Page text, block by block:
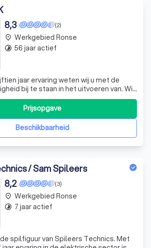
(2)
8,3
jaar ervaring weten wij u met de
bij te staan in het uitvoeren van. Wij
particulieren als bedrijven en staan in
in nieuwbouw- en renovatiepanden.
zorgen we steeds voor een
insta
Beschikbaarheid
Prijsopgave
place Werkgebied Ronse
timelapse 56 jaar actief
/ Sam Spileers
(3)
8,2
spilfiguur van Spileers Technics. Met
place Werkgebied Ronse
timelapse 7 jaar actief